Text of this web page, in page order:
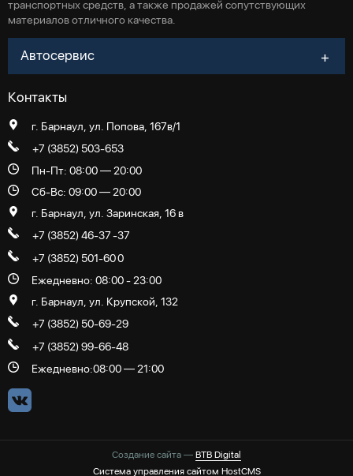
транспортных средств, а также продажей сопутствующих
материалов отличного качества.
Автосервис
Контакты
г. Барнаул, ул. Попова, 167в/1
+7 (3852) 503-653
Пн-Пт: 08:00 — 20:00
Сб-Вс: 09:00 — 20:00
г. Барнаул, ул. Заринская, 16 в
+7 (3852) 46-37-37
+7 (3852) 501-600
Ежедневно: 08:00 - 23:00
г. Барнаул, ул. Крупской, 132
+7 (3852) 50-69-29
+7 (3852) 99-66-48
Ежедневно:08:00 — 21:00
Создание сайта — BTB Digital
Система управления сайтом HostCMS